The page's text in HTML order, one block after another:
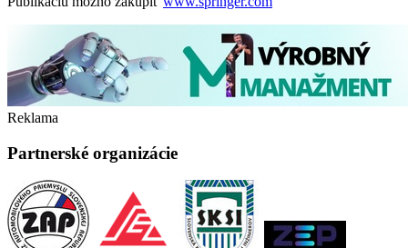
Reklama
Partnerské organizácie